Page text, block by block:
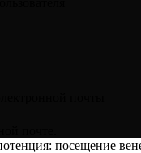
посещение